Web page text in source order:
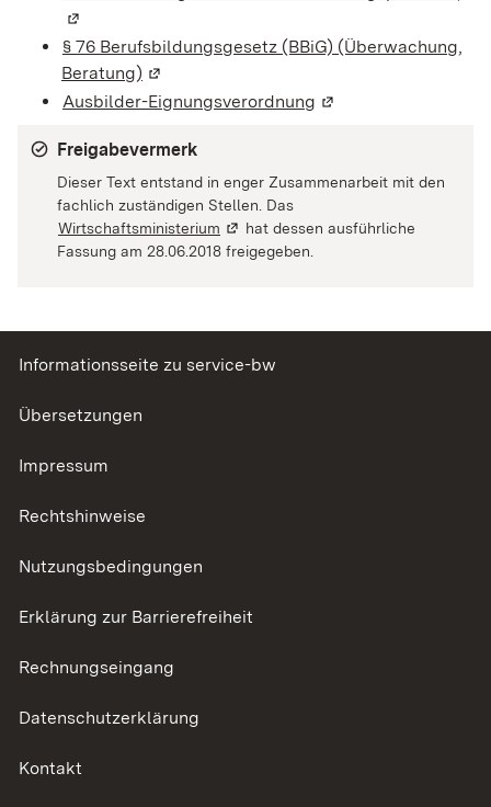
§ 76 Berufsbildungsgesetz (BBiG) (Überwachung,
Beratung) (Wird in einem neuen Fenster geöffnet)
Ausbilder-Eignungsverordnung (Wird in einem
Freigabevermerk
Dieser Text entstand in enger Zusammenarbeit mit den
fachlich zuständigen Stellen. Das
Wirtschaftsministerium (Wird in einem neuen Fenster
hat dessen ausführliche
Fassung am 28.06.2018 freigegeben.
Informationsseite zu service-bw
Übersetzungen
Impressum
Rechtshinweise
Nutzungsbedingungen
Erklärung zur Barrierefreiheit
Rechnungseingang
Datenschutzerklärung
Kontakt